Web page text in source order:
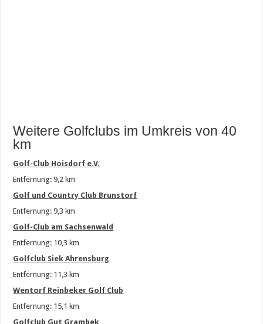
Weitere Golfclubs im Umkreis von 40
km
Golf-Club Hoisdorf e.V.
Entfernung: 9,2 km
Golf und Country Club Brunstorf
Entfernung: 9,3 km
Golf-Club am Sachsenwald
Entfernung: 10,3 km
Golfclub Siek Ahrensburg
Entfernung: 11,3 km
Wentorf Reinbeker Golf Club
Entfernung: 15,1 km
Golfclub Gut Grambek